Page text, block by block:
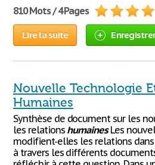
810 Mots / 4 Pages
Lire la suite Enregistrer
Nouvelle Technologie
Humaines
Synthèse de document sur les
les relations humainesLes
modifient-elles les relations dans
à travers les différents